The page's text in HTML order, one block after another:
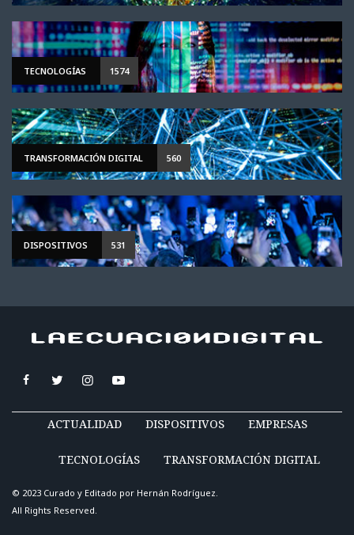
TECNOLOGÍAS 1574
TRANSFORMACIÓN DIGITAL 560
DISPOSITIVOS 531
ACTUALIDAD DISPOSITIVOS EMPRESAS
TECNOLOGÍAS TRANSFORMACIÓN DIGITAL
© 2023 Curado y Editado por Hernán Rodríguez
All Rights Reserved.